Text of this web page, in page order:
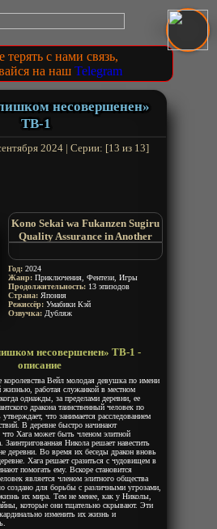
терять с нами связь,
на наш Telegram
несовершенен»
ТВ-1
2024 | Серии: [13 из 13]
Kono Sekai wa Fukanzen Sugiru
Quality Assurance in Another
Konofuka
Год: 2024
Жанр: Приключения, Фентези, Игры
Продолжительность: 13 эпизодов
Страна: Япония
Режиссёр: Умабики Кэй
Озвучка: Дубляж
несовершенен» ТВ-1 -
описание
королевства Вейл молодая девушка по имени
жизнью, работая служанкой в местном
однажды, за пределами деревни, ее
дракона таинственный человек по
что занимается расследованием
В деревне быстро начинают
что Хага может быть членом элитной
Заинтригованная Никола решает навестить
деревни. Во время их беседы дракон вновь
Хага решает сразиться с чудовищем в
помогать ему. Вскоре становится
является членом элитного общества
создано для борьбы с различными угрозами,
их мира. Тем не менее, как у Николы,
которые они тщательно скрывают. Эти
изменить их жизнь и